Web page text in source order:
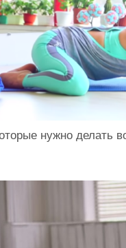
нужно делать